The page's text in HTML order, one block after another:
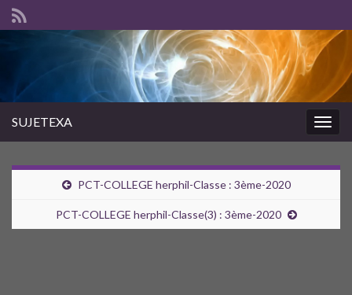
SUJETEXA
PCT-COLLEGE herphil-Classe : 3ème-2020
PCT-COLLEGE herphil-Classe(3) : 3ème-2020